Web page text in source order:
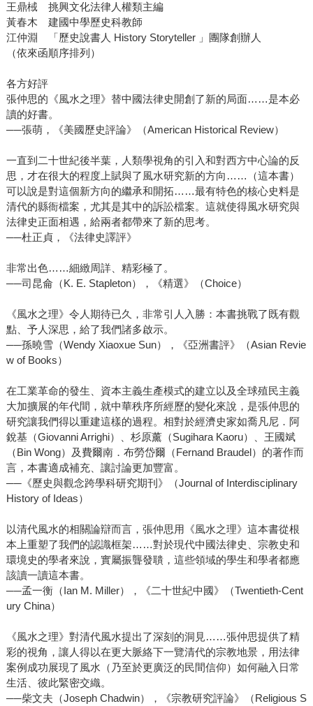
王鼎棫 挑興文化法律人權類主編
黃春木 建國中學歷史科教師
江仲淵 「歷史說書人 History Storyteller 」團隊創辦人
（依來函順序排列）
各方好評
張仲思的《風水之理》替中國法律史開創了新的局面……是本必
讀的好書。
──張萌，《美國歷史評論》（American Historical Review）
一直到二十世紀後半葉，人類學視角的引入和對西方中心論的反
思，才在很大的程度上賦與了風水研究新的方向……（這本書）
可以說是對這個新方向的繼承和開拓……最有特色的核心史料是
清代的縣衙檔案，尤其是其中的訴訟檔案。這就使得風水研究與
法律史正面相遇，給兩者都帶來了新的思考。
──杜正貞，《法律史譯評》
非常出色……細緻周詳、精彩極了。
──司昆侖（K. E. Stapleton），《精選》（Choice）
《風水之理》令人期待已久，非常引人入勝：本書挑戰了既有觀
點、予人深思，給了我們諸多啟示。
──孫曉雪（Wendy Xiaoxue Sun），《亞洲書評》（Asian Revie
w of Books）
在工業革命的發生、資本主義生產模式的建立以及全球殖民主義
大加擴展的年代間，就中華秩序所經歷的變化來說，是張仲思的
研究讓我們得以重建這樣的過程。相對於經濟史家如喬凡尼．阿
銳基（Giovanni Arrighi）、杉原薰（Sugihara Kaoru）、王國斌
（Bin Wong）及費爾南．布勞岱爾（Fernand Braudel）的著作而
言，本書適成補充、讓討論更加豐富。
──《歷史與觀念跨學科研究期刊》（Journal of Interdisciplinary
History of Ideas）
以清代風水的相關論辯而言，張仲思用《風水之理》這本書從根
本上重塑了我們的認識框架……對於現代中國法律史、宗教史和
環境史的學者來說，實屬振聾發聵，這些領域的學生和學者都應
該讀一讀這本書。
──孟一衡（Ian M. Miller），《二十世紀中國》（Twentieth-Cent
ury China）
《風水之理》對清代風水提出了深刻的洞見……張仲思提供了精
彩的視角，讓人得以在更大脈絡下一覽清代的宗教地景，用法律
案例成功展現了風水（乃至於更廣泛的民間信仰）如何融入日常
生活、彼此緊密交織。
──柴文夫（Joseph Chadwin），《宗教研究評論》（Religious S